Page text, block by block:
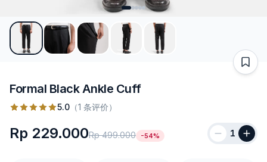
Formal Black Ankle Cuff
5.0 （1 条评价）
Rp 229.000Rp 499.000 -54% 1